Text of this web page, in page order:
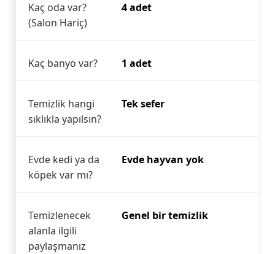
Kaç oda var?
(Salon Hariç)
4 adet
Kaç banyo var? 1 adet
Temizlik hangi
sıklıkla yapılsın?
Tek sefer
Evde kedi ya da
köpek var mı?
Evde hayvan yok
Temizlenecek
alanla ilgili
paylaşmanız
Genel bir temizlik